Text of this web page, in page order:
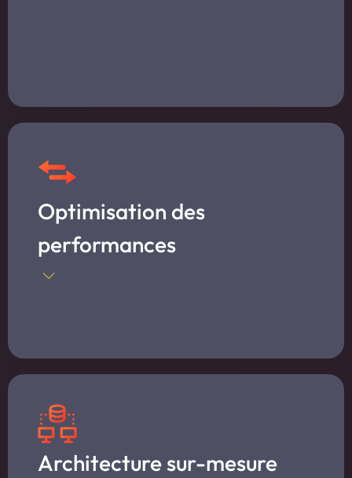
Optimisation des
performances
Architecture sur-mesure